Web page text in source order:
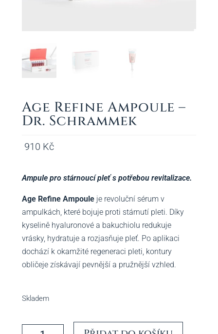
Age Refine Ampoule –
Dr. Schrammek
910 Kč
Ampule pro stárnoucí pleť s potřebou revitalizace.
Age Refine Ampouleje revoluční sérum v
ampulkách, které bojuje proti stárnutí pleti. Díky
kyselině hyaluronové a bakuchiolu redukuje
vrásky, hydratuje a rozjasňuje pleť. Po aplikaci
dochází k okamžité regeneraci pleti, kontury
obličeje získávají pevnější a pružnější vzhled.
Skladem
Age